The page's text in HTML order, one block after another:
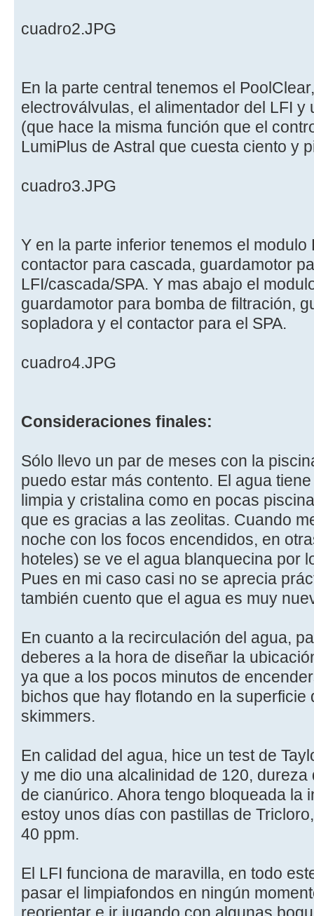
cuadro2.JPG
En la parte central tenemos el
electroválvulas, el alimentador del LFI y
(que hace la misma función que el
LumiPlus de Astral que cuesta ciento y
cuadro3.JPG
Y en la parte inferior tenemos el modulo
contactor para cascada, guardamotor
LFI/cascada/SPA. Y mas abajo el
guardamotor para bomba de filtración,
sopladora y el contactor para el SPA.
cuadro4.JPG
Consideraciones finales:
Sólo llevo un par de meses con la
puedo estar más contento. El agua
limpia y cristalina como en pocas
que es gracias a las zeolitas. Cuando
noche con los focos encendidos, en
hoteles) se ve el agua blanquecina por
Pues en mi caso casi no se aprecia
también cuento que el agua es muy
En cuanto a la recirculación del agua,
deberes a la hora de diseñar la
ya que a los pocos minutos de
bichos que hay flotando en la
skimmers.
En calidad del agua, hice un test de
y me dio una alcalinidad de 120,
de cianúrico. Ahora tengo bloqueada la
estoy unos días con pastillas de
40 ppm.
El LFI funciona de maravilla, en todo
pasar el limpiafondos en ningún